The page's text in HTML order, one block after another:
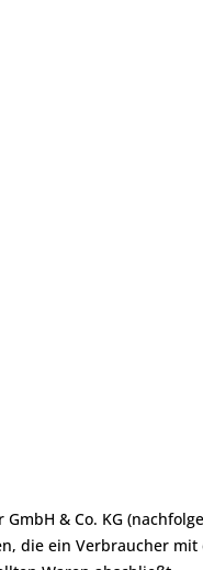
& Co. KG
die ein Verbraucher